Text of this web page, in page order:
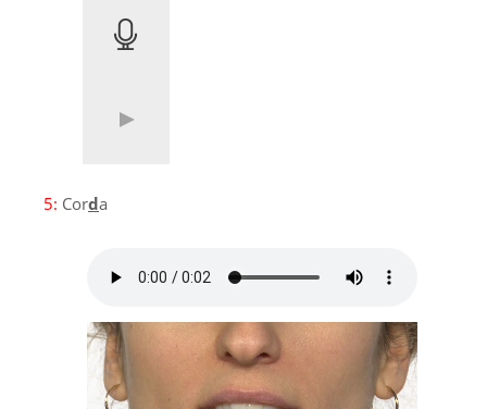
5: Corda